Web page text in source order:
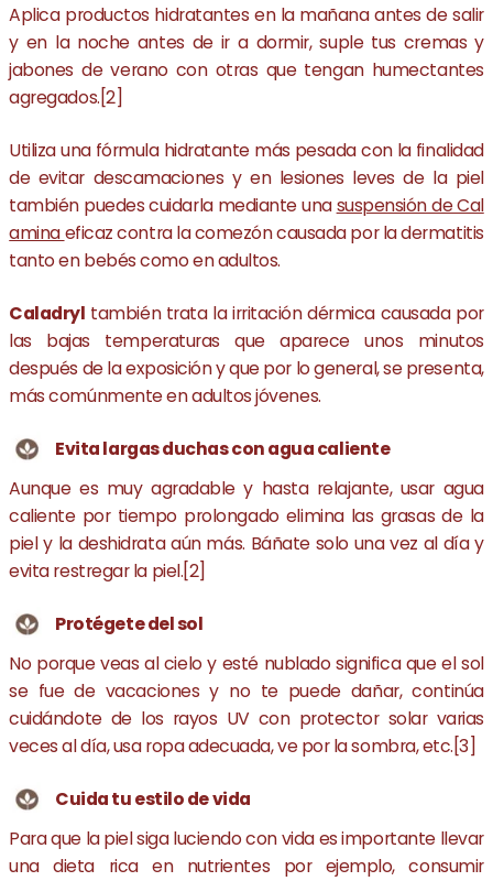
Aplica productos hidratantes en la mañana antes de salir
y en la noche antes de ir a dormir, suple tus cremas y
jabones de verano con otras que tengan humectantes
agregados.[2]
Utiliza una fórmula hidratante más pesada con la finalidad
de evitar descamaciones y en lesiones leves de la piel
también puedes cuidarla mediante unasuspensión de Cal
aminaeficaz contra la comezón causada por la dermatitis
tanto en bebés como en adultos.
Caladryl también trata la irritación dérmica causada por
las bajas temperaturas que aparece unos minutos
después de la exposición y que por lo general, se presenta,
más comúnmente en adultos jóvenes.
Evita largas duchas con agua caliente
Aunque es muy agradable y hasta relajante, usar agua
caliente por tiempo prolongado elimina las grasas de la
piel y la deshidrata aún más. Báñate solo una vez al día y
evita restregar la piel.[2]
Protégete del sol
No porque veas al cielo y esté nublado significa que el sol
se fue de vacaciones y no te puede dañar, continúa
cuidándote de los rayos UV con protector solar varias
veces al día, usa ropa adecuada, ve por la sombra, etc.[3]
Cuida tu estilo de vida
Para que la piel siga luciendo con vida es importante llevar
una dieta rica en nutrientes por ejemplo, consumir